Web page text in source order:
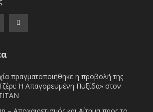
πραγματοποιήθηκε η προβολή της
Η Απαγορευμένη Πυξίδα» στον